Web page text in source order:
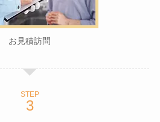
お見積訪問
STEP